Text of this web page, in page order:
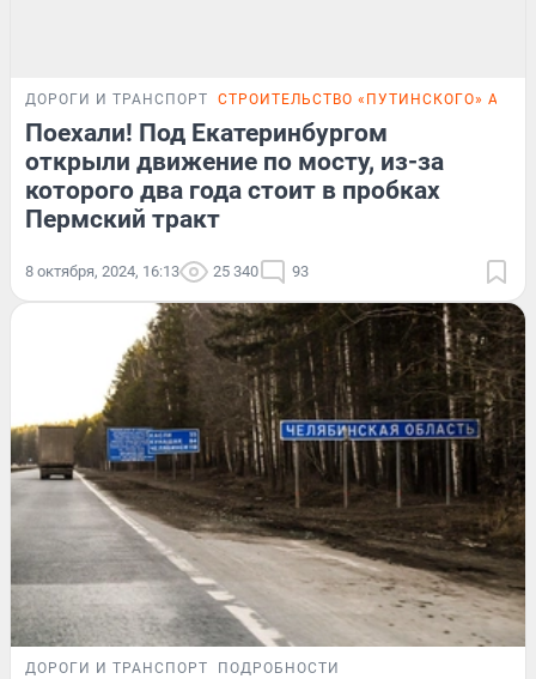
ДОРОГИ И ТРАНСПОРТ СТРОИТЕЛЬСТВО «ПУТИНСКОГО»
Поехали! Под Екатеринбургом
открыли движение по мосту, из-за
которого два года стоит в пробках
Пермский тракт
8 октября, 2024, 16:13 25 340 93
ДОРОГИ И ТРАНСПОРТ ПОДРОБНОСТИ